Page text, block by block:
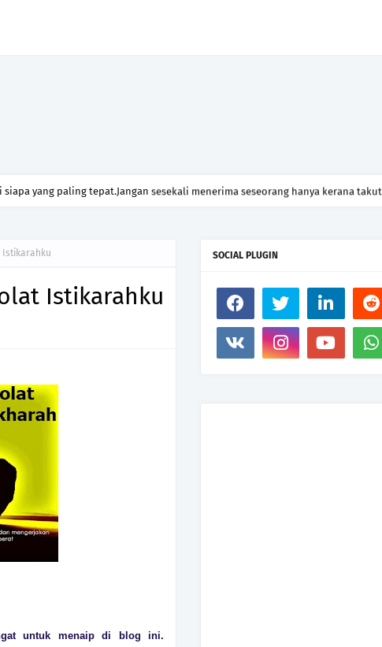
yang paling tepat.Jangan sesekali menerima seseorang hanya kerana takut
Istikarahku
Istikarahku
untuk menaip di blog ini.
SOCIAL PLUGIN